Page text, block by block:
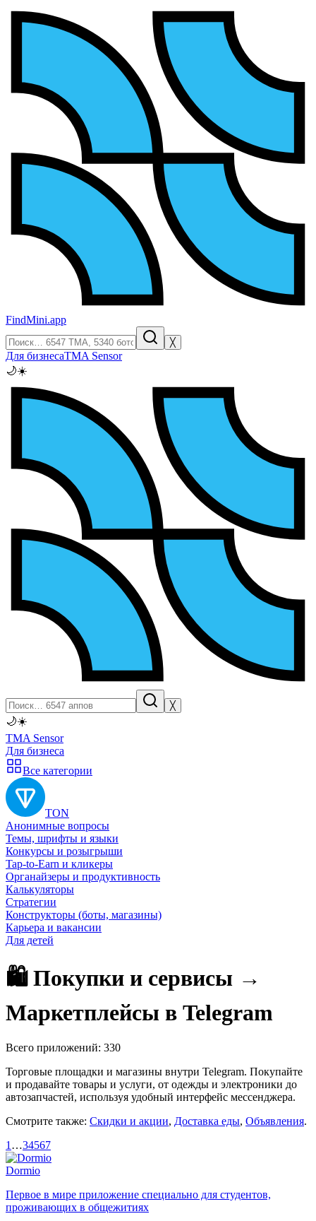
FindMini.app
╳
Для бизнесаTMA Sensor
🌙☀️
╳
🌙☀️
TMA Sensor
Для бизнеса
Все категории
TON
Анонимные вопросы
Темы, шрифты и языки
Конкурсы и розыгрыши
Tap-to-Earn и кликеры
Органайзеры и продуктивность
Калькуляторы
Стратегии
Конструкторы (боты, магазины)
Карьера и вакансии
Для детей
🛍️ Покупки и сервисы →
Маркетплейсы в Telegram
Всего приложений: 330
Торговые площадки и магазины внутри Telegram. Покупайте
и продавайте товары и услуги, от одежды и электроники до
автозапчастей, используя удобный интерфейс мессенджера.
Смотрите также: Скидки и акции, Доставка еды, Объявления.
1 …34567
Dormio
Первое в мире приложение специально для студентов,
проживающих в общежитиях